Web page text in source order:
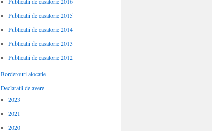
Publicatii de casatorie 2015
Publicatii de casatorie 2014
Publicatii de casatorie 2013
Publicatii de casatorie 2012
Borderouri alocatie
Declaratii de avere
2023
2021
2020